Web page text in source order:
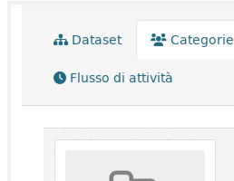
Dataset
Categorie
Flusso di attività